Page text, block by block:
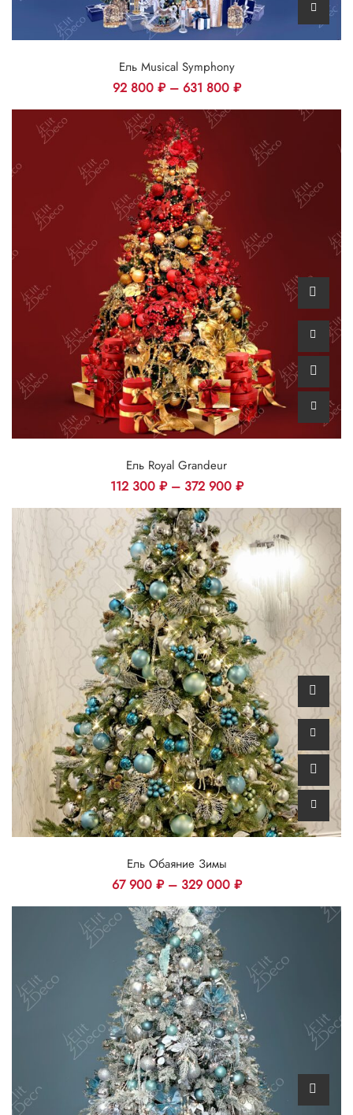
Ель Musical Symphony
92 800 ₽– 631 800 ₽
Ель Royal Grandeur
112 300 ₽– 372 900 ₽
Ель Обаяние Зимы
67 900 ₽– 329 000 ₽